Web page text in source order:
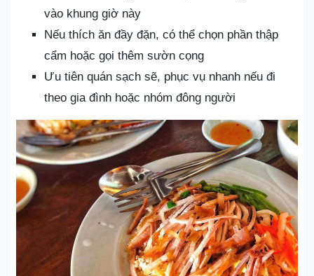
vào khung giờ này
Nếu thích ăn đầy đặn, có thể chọn phần thập
cẩm hoặc gọi thêm sườn cọng
Ưu tiên quán sạch sẽ, phục vụ nhanh nếu đi
theo gia đình hoặc nhóm đông người